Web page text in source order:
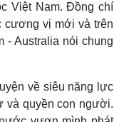
Việt Nam. Đồng chí
cương vị mới và trên
- Australia nói chung
về siêu năng lực
và quyền con người.